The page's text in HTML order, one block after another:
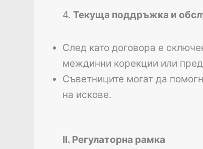
4. Текуща поддръжка и
След като договора е
междинни корекции или
Съветниците могат да
на искове.
II. Регулаторна рамка